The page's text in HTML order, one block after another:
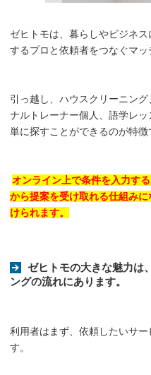
ゼヒトモは、暮らしやビジネ
するプロと依頼者をつなぐマッ
引っ越し、ハウスクリーニン
ナルトレーナー個人、語学レ
単に探すことができるのが特徴
オンライン上で条件を入力す
から提案を受け取れる仕組み
けられます。
ゼヒトモの大きな魅力は
ングの流れにあります。
利用者はまず、依頼したいサ
す。